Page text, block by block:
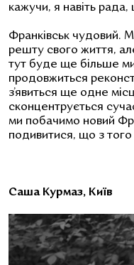
кажучи, я навіть
Франківськ чудовий.
решту свого життя,
тут буде ще більше
продовжиться
з’явиться ще одне
сконцентрується
ми побачимо новий
подивитися, що з
Саша Курмаз, Київ